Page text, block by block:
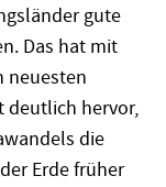
gute
Das hat mit
neuesten
deutlich hervor,
die
Erde früher